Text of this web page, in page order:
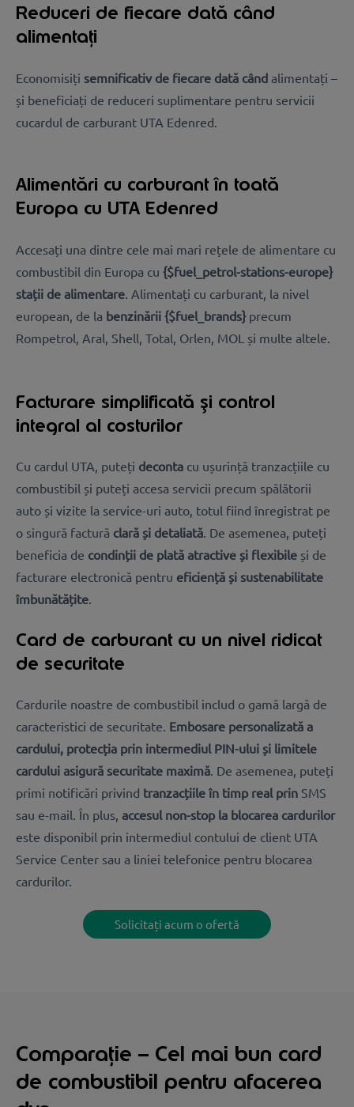
Reduceri de fiecare dată când
alimentați
Economisiți semnificativ de fiecare dată când alimentați –
și beneficiați de reduceri suplimentare pentru servicii
cucardul de carburant UTA Edenred.
Alimentări cu carburant în toată
Europa cu UTA Edenred
Accesați una dintre cele mai mari rețele de alimentare cu
combustibil din Europa cu {$fuel_petrol-stations-europe}
stații de alimentare . Alimentați cu carburant, la nivel
european, de la benzinării {$fuel_brands} precum
Rompetrol, Aral, Shell, Total, Orlen, MOL și multe altele.
Facturare simplificată și control
integral al costurilor
Cu cardul UTA, puteți deconta cu ușurință tranzacțiile cu
combustibil și puteți accesa servicii precum spălătorii
auto și vizite la service-uri auto, totul fiind înregistrat pe
o singură factură clară și detaliată. De asemenea, puteți
beneficia de condinții de plată atractive și flexibile și de
facturare electronică pentru eficiență și sustenabilitate
îmbunătățite.
Card de carburant cu un nivel ridicat
de securitate
Cardurile noastre de combustibil includ o gamă largă de
caracteristici de securitate. Embosare personalizată a
cardului, protecția prin intermediul PIN-ului și limitele
cardului asigură securitate maximă. De asemenea, puteți
primi notificări privind tranzacțiile în timp real prin SMS
sau e-mail. În plus, accesul non-stop la blocarea cardurilor
este disponibil prin intermediul contului de client UTA
Service Center sau a liniei telefonice pentru blocarea
cardurilor.
Solicitați acum o ofertă
Comparație – Cel mai bun card
de combustibil pentru afacerea